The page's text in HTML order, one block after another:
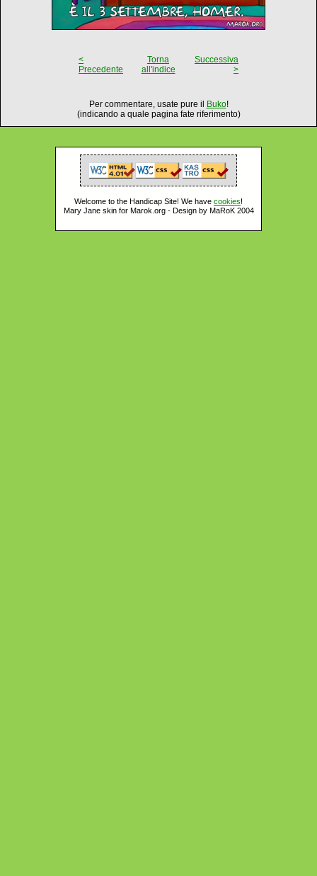
<
Precedente
Torna
all'indice
Successiva
>
Per commentare, usate pure il Buko!
(indicando a quale pagina fate riferimento)
Welcome to the Handicap Site! We have cookies!
Mary Jane skin for Marok.org - Design by MaRoK 2004